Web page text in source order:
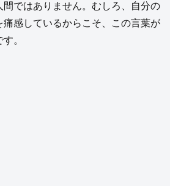
ではありません。むしろ、自分の
感しているからこそ、この言葉が
。